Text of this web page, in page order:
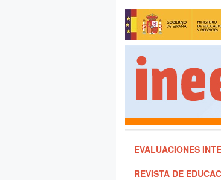
EVALUACIONES
REVISTA DE